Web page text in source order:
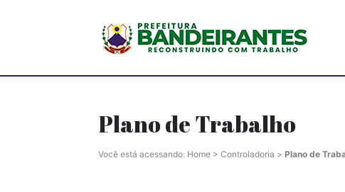
Plano de Trabalho
Você está acessando: Home > Controladoria > Plano de